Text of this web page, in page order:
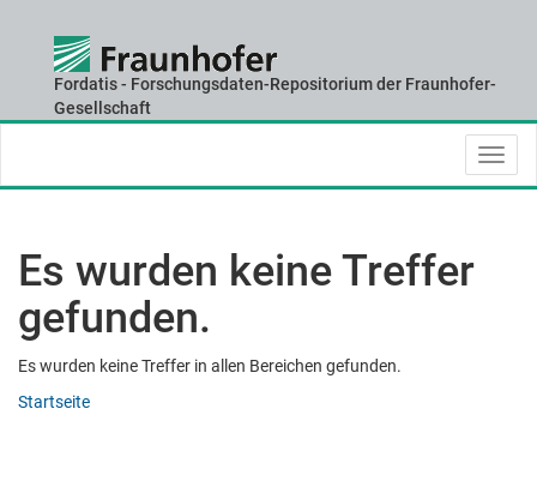
navigation
Fordatis - Forschungsdaten-Repositorium der Fraunhofer-
Gesellschaft
Es wurden keine Treffer
gefunden.
Es wurden keine Treffer in allen Bereichen gefunden.
Startseite